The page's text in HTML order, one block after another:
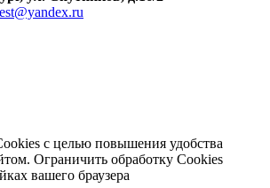
с целью повышения удобства
Ограничить обработку Cookies
вашего браузера